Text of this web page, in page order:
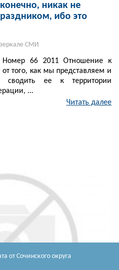
от Сочинского округа
никак не
ибо это
СМИ
66 2011 Отношение к
того, как мы представляем и
сводить ее к территории
...
Читать далее